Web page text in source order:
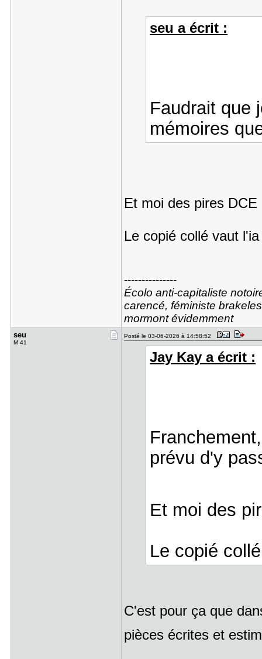
seu a écrit :
Faudrait que
mémoires
Et moi des pires
Le copié collé vaut
---------------
Écolo anti-capitaliste
carencé, féministe
mormont évidemment
seu
M 41
Posté le 03-06-2026 à 14:58:52
Jay Kay a écrit :
prévu d'y
Et moi des
Le copié
C'est pour ça que
pièces écrites et